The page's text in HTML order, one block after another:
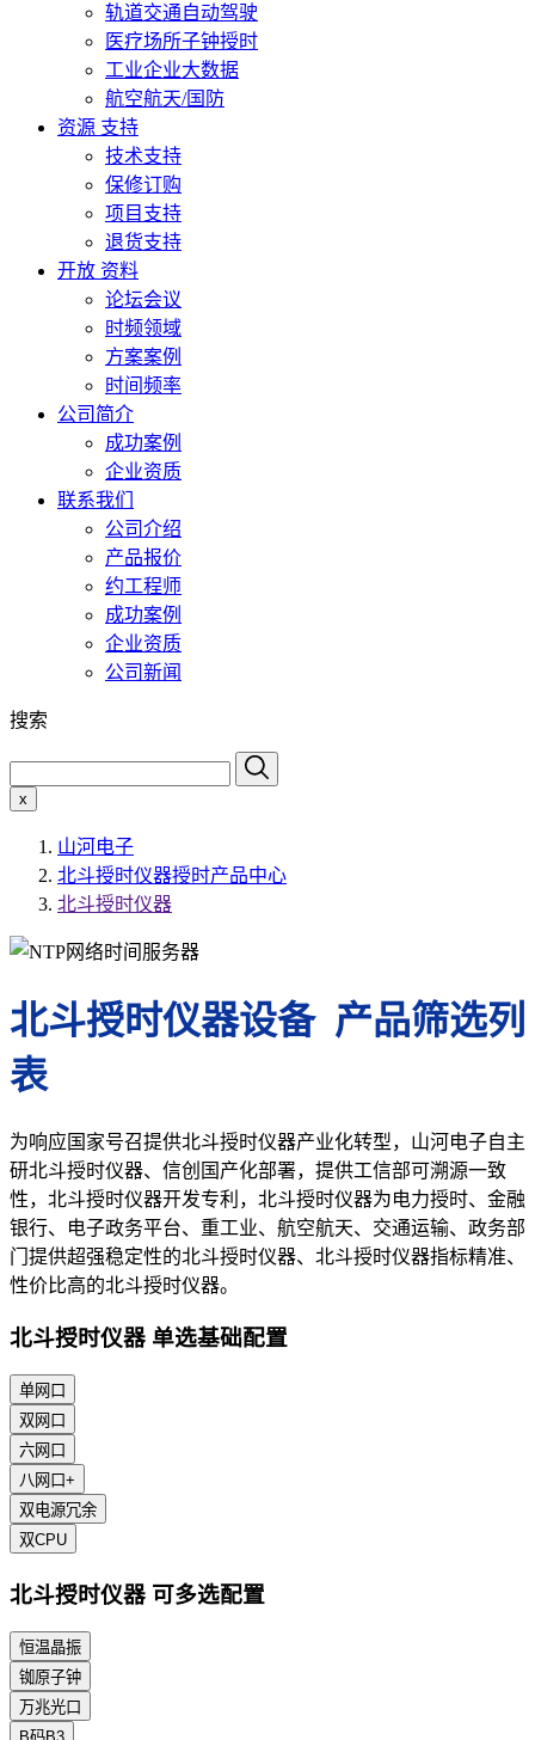
轨道交通自动驾驶
医疗场所子钟授时
工业企业大数据
航空航天/国防
资源 支持
技术支持
保修订购
项目支持
退货支持
开放 资料
论坛会议
时频领域
方案案例
时间频率
公司简介
成功案例
企业资质
联系我们
公司介绍
产品报价
约工程师
成功案例
企业资质
公司新闻
搜索
x
山河电子
北斗授时仪器授时产品中心
北斗授时仪器
北斗授时仪器设备 产品筛选列
表
为响应国家号召提供北斗授时仪器产业化转型，山河电子自主
研北斗授时仪器、信创国产化部署，提供工信部可溯源一致
性，北斗授时仪器开发专利，北斗授时仪器为电力授时、金融
银行、电子政务平台、重工业、航空航天、交通运输、政务部
门提供超强稳定性的北斗授时仪器、北斗授时仪器指标精准、
性价比高的北斗授时仪器。
北斗授时仪器 单选基础配置
单网口
双网口
六网口
八网口+
双电源冗余
双CPU
北斗授时仪器 可多选配置
恒温晶振
铷原子钟
万兆光口
B码B3